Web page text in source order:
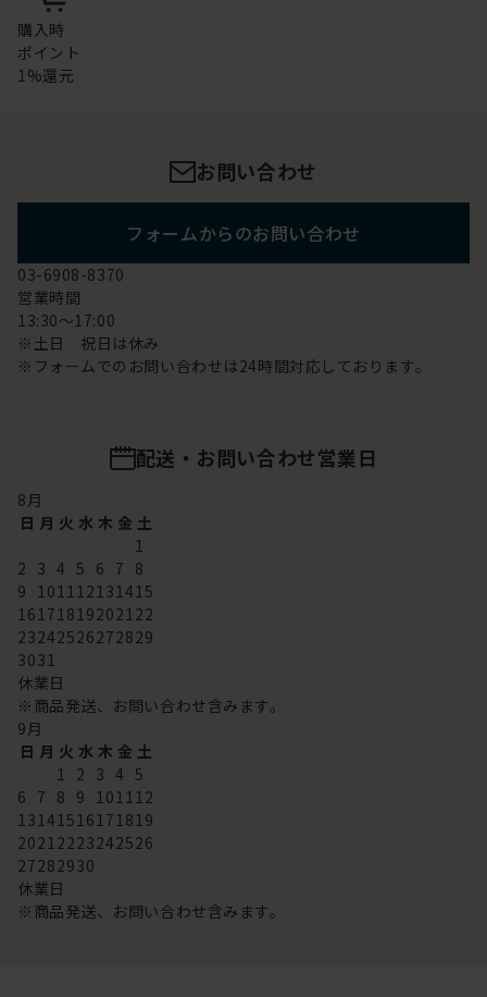
購入時
ポイント
1%還元
お問い合わせ
フォームからのお問い合わせ
03-6908-8370
営業時間
13:30～17:00
※土日 祝日は休み
※フォームでのお問い合わせは24時間対応しております。
配送・お問い合わせ営業日
8月
日 月 火 水 木 金 土
1
2 3 4 5 6 7 8
9 101112131415
16171819202122
23242526272829
3031
休業日
※商品発送、お問い合わせ含みます。
9月
日 月 火 水 木 金 土
1 2 3 4 5
6 7 8 9 101112
13141516171819
20212223242526
27282930
休業日
※商品発送、お問い合わせ含みます。